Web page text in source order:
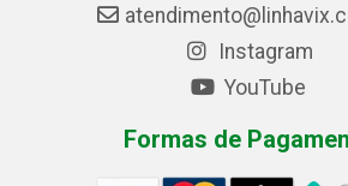
Instagram
YouTube
Formas de